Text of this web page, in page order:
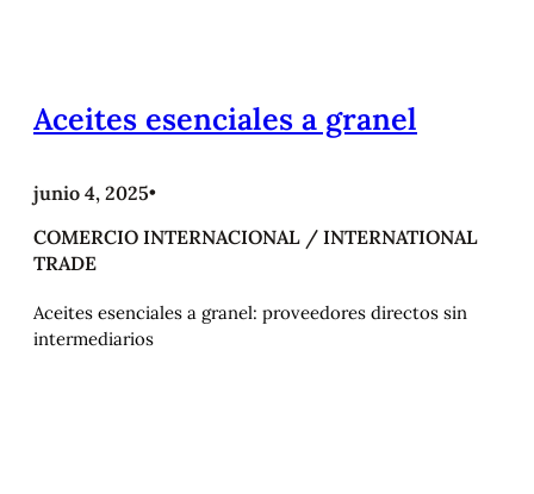
Aceites esenciales a granel
junio 4, 2025•
COMERCIO INTERNACIONAL / INTERNATIONAL
TRADE
Aceites esenciales a granel: proveedores directos sin
intermediarios